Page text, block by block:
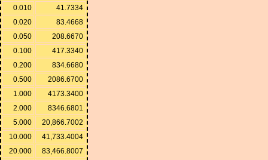
0.010
41.7334
0.020
83.4668
0.050
208.6670
0.100
417.3340
0.200
834.6680
0.500
2086.6700
1.000
4173.3400
2.000
8346.6801
5.000
20,866.7002
10.000
41,733.4004
20.000
83,466.8007